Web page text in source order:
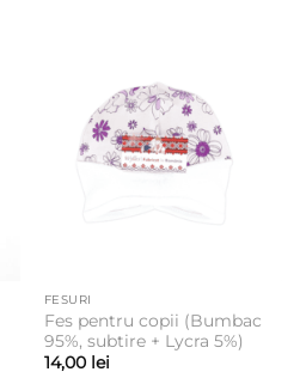
FESURI
Fes pentru copii (Bumbac
95%, subtire + Lycra 5%)
14,00 lei